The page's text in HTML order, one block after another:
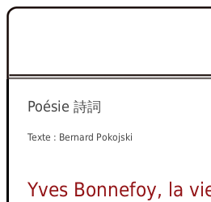
Poésie 詩詞
Texte : Bernard Pokojski
Yves Bonnefoy, la